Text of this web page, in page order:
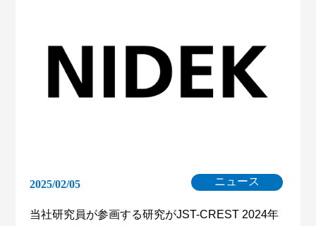
2025/02/05 ニュース
当社研究員が参画する研究がJST-CREST 2024年